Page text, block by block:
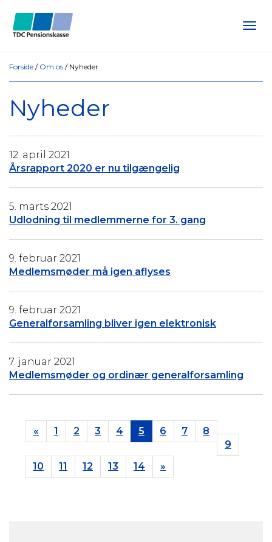
Forside / Om os / Nyheder
Nyheder
12. april 2021
Årsrapport 2020 er nu tilgængelig
5. marts 2021
Udlodning til medlemmerne for 3. gang
9. februar 2021
Medlemsmøder må igen aflyses
9. februar 2021
Generalforsamling bliver igen elektronisk
7. januar 2021
Medlemsmøder og ordinær generalforsamling
« 1 2 3 4 5 (current)
6 7
8
9
10
11 12 13 14 »